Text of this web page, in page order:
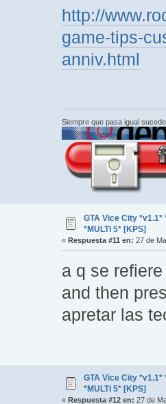
http://
game-tips-
anniv.html
Siempre que pasa igual
GTA Vice City *v1.1*
*MULTI 5* [KPS]
« Respuesta #11 en: 27 de
a q se
and then
apretar las
GTA Vice City *v1.1*
*MULTI 5* [KPS]
« Respuesta #12 en: 27 de